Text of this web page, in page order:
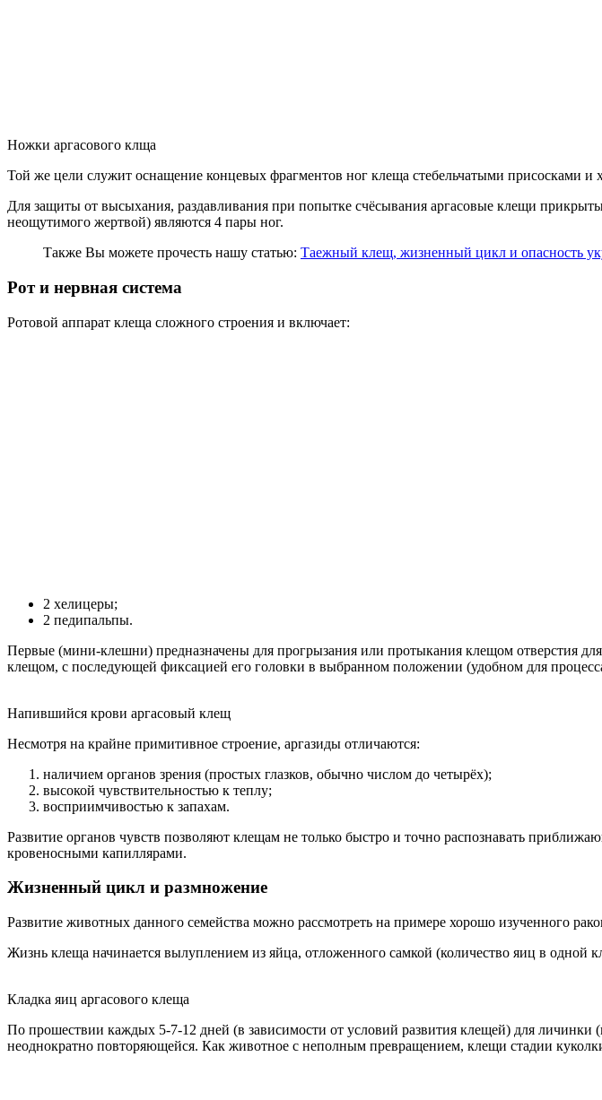
Ножки аргасового клща
Той же цели служит оснащение концевых фрагментов ног клеща стебельчатыми присосками
Для защиты от высыхания, раздавливания при попытке счёсывания аргасовые клещи
неощутимого жертвой) являются 4 пары ног.
Также Вы можете прочесть нашу статью: Таежный клещ, жизненный цикл и опасность
Рот и нервная система
Ротовой аппарат клеща сложного строения и включает:
2 хелицеры;
2 педипальпы.
Первые (мини-клешни) предназначены для прогрызания или протыкания клещом отверстия
клещом, с последующей фиксацией его головки в выбранном положении (удобном для
Напившийся крови аргасовый клещ
Несмотря на крайне примитивное строение, аргазиды отличаются:
наличием органов зрения (простых глазков, обычно числом до четырёх);
высокой чувствительностью к теплу;
восприимчивостью к запахам.
Развитие органов чувств позволяют клещам не только быстро и точно распознавать
кровеносными капиллярами.
Жизненный цикл и размножение
Развитие животных данного семейства можно рассмотреть на примере хорошо изученного
Жизнь клеща начинается вылуплением из яйца, отложенного самкой (количество яиц в одной
Кладка яиц аргасового клеща
По прошествии каждых 5-7-12 дней (в зависимости от условий развития клещей) для
неоднократно повторяющейся. Как животное с неполным превращением, клещи стадии